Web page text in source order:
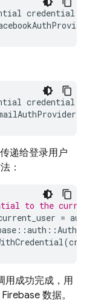
credential
credential
递给登录用户
：
to the
= auth
::auth ::
(
用成功完成，用
数据。